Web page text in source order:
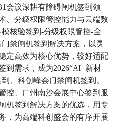
会议深耕有障碍闸机签到领
、分级权限管控能力与云端数
核验签到-分级权限管控-全
禁闸机签到解决方案，以灵
定高效为核心优势，较好适配
到需求，成为2026“AI+新材
、科创峰会门禁闸机签到、
控、广州南沙会展中心签到服
机签到解决方案的优选，用专
，为高端科创盛会的有序开展